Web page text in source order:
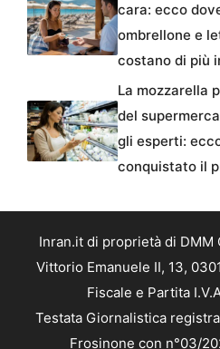
cara: ecco
ombrellone e
costano di più
La mozzarella
del
gli esperti:
conquistato il
Inran.it di proprietà di DMM
Vittorio Emanuele II, 13,
Fiscale e Partita
Testata Giornalistica
Frosinone con n°03/